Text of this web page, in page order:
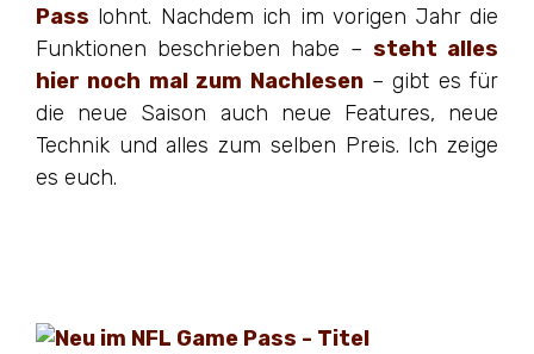
Pass lohnt. Nachdem ich im vorigen Jahr die
Funktionen beschrieben habe – steht alles
hier noch mal zum Nachlesen– gibt es für
die neue Saison auch neue Features, neue
Technik und alles zum selben Preis. Ich zeige
es euch.